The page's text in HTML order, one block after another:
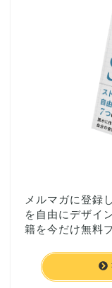
メルマガに登録
を自由にデザイ
籍を今だけ無料